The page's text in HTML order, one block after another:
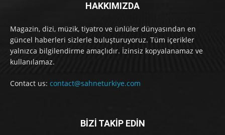
HAKKIMIZDA
Magazin, dizi, müzik, tiyatro ve ünlüler dünyasından en
güncel haberleri sizlerle buluşturuyoruz. Tüm içerikler
yalnızca bilgilendirme amaçlıdır. İzinsiz kopyalanamaz ve
kullanılamaz.
Contact us: contact@sahneturkiye.com
BİZİ TAKİP EDİN